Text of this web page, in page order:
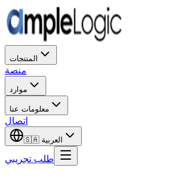
المنتجات
منصة
موارد
معلومات عنا
اتصال
🇸🇦 العربية
طلب تجريبي